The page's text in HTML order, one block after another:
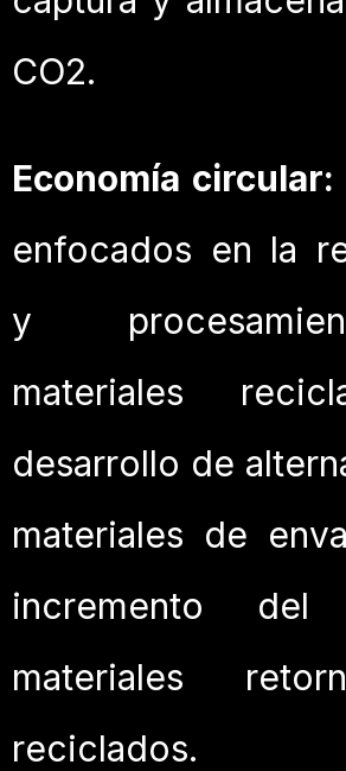
CO2.
Economía circular:
enfocados en la
y
materiales
desarrollo de
materiales de
incremento
materiales
reciclados.